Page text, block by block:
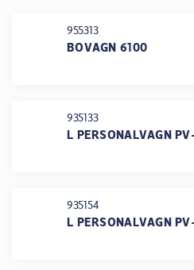
955313
BOVAGN 6100
935133
L PERSONALVAGN
935154
L PERSONALVAGN